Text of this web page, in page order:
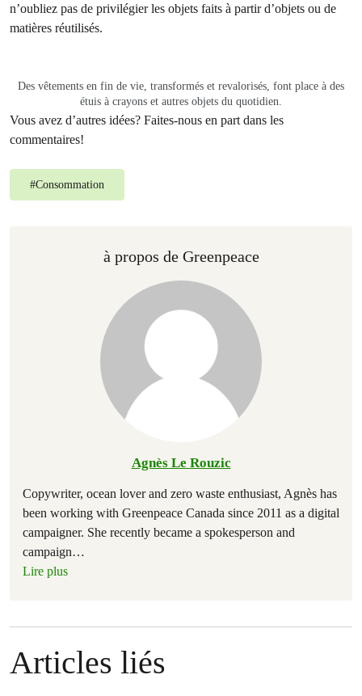
n’oubliez pas de privilégier les objets faits à partir d’objets ou de
matières réutilisés.
Des vêtements en fin de vie, transformés et revalorisés, font place à des
étuis à crayons et autres objets du quotidien.
Vous avez d’autres idées? Faites-nous en part dans les
commentaires!
#Consommation
à propos de Greenpeace
Agnès Le Rouzic
Copywriter, ocean lover and zero waste enthusiast, Agnès has
been working with Greenpeace Canada since 2011 as a digital
campaigner. She recently became a spokesperson and
campaign…
Lire plus
Articles liés